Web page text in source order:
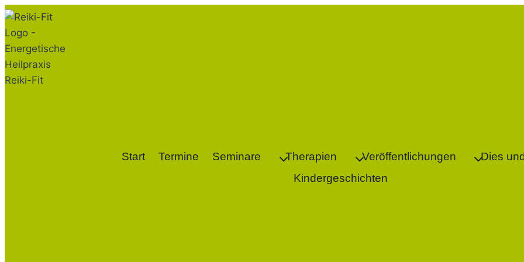
Zum
Inhalt
springen
Start Termine Seminare Therapien Veröffentlichungen
Dies
Kindergeschichten